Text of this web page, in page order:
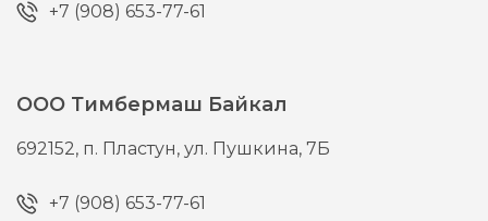
+7 (908) 653-77-61
ООО Тимбермаш Байкал
692152, п. Пластун,ул. Пушкина, 7Б
+7 (908) 653-77-61